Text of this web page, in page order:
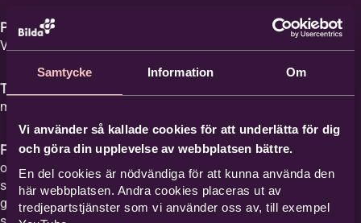
Samtycke Information Om
Vi använder så kallade cookies för att underlätta för dig
och göra din upplevelse av webbplatsen bättre.
En del cookies är nödvändiga för att kunna använda den
här webbplatsen. Andra cookies placeras ut av
tredjepartstjänster som vi använder oss av, till exempel
Plats:Equmeniakyrkan Vikingstad,
Våghusgatan 1
Tid:
med start tisdagen den 1 september 2026.
Film med samtal:Varje gång har ett ämne
och vi tittar på en film med ett förinspelat
samtal mellan Britta Hermansson och en
gäst där deras erfarenheter och berättelser